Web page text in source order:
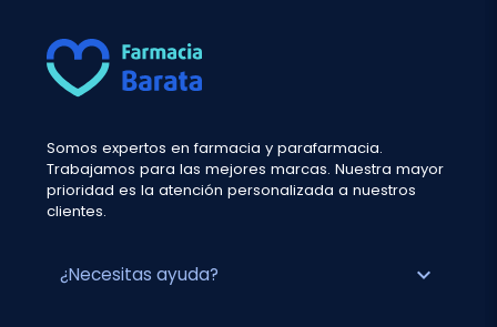
Somos expertos en farmacia y parafarmacia.
Trabajamos para las mejores marcas. Nuestra mayor
prioridad es la atención personalizada a nuestros
clientes.
¿Necesitas ayuda? expand_more